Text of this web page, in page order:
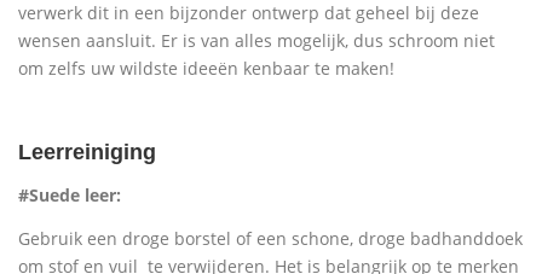
verwerk dit in een bijzonder ontwerp dat geheel bij deze
wensen aansluit. Er is van alles mogelijk, dus schroom niet
om zelfs uw wildste ideeën kenbaar te maken!
Leerreiniging
#Suede leer:
Gebruik een droge borstel of een schone, droge badhanddoek
om stof en vuil te verwijderen. Het is belangrijk op te merken